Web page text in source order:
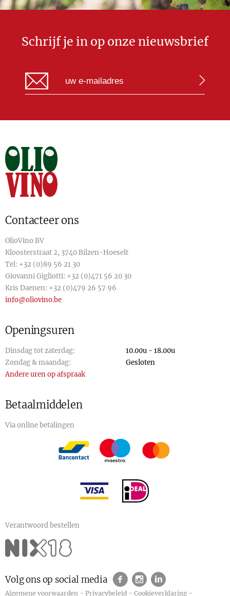
Schrijf je in op onze nieuwsbrief
Contacteer ons
OlioVino BV
Kloosterstraat 2, 3740 Bilzen-Hoeselt
Tel: +32 (0)89 56 21 30
Giovanni Gigliotti: +32 (0)471 56 20 30
Kris Daenen: +32 (0)479 26 57 96
info@oliovino.be
Openingsuren
Dinsdag tot zaterdag:
10.00u - 18.00u
Zondag & maandag:
Gesloten
Andere uren op afspraak
Betaalmiddelen
Via online betalingen
Verantwoord bestellen
Volg ons op social media
Algemene voorwaarden -Privacybeleid -Cookieverklaring -